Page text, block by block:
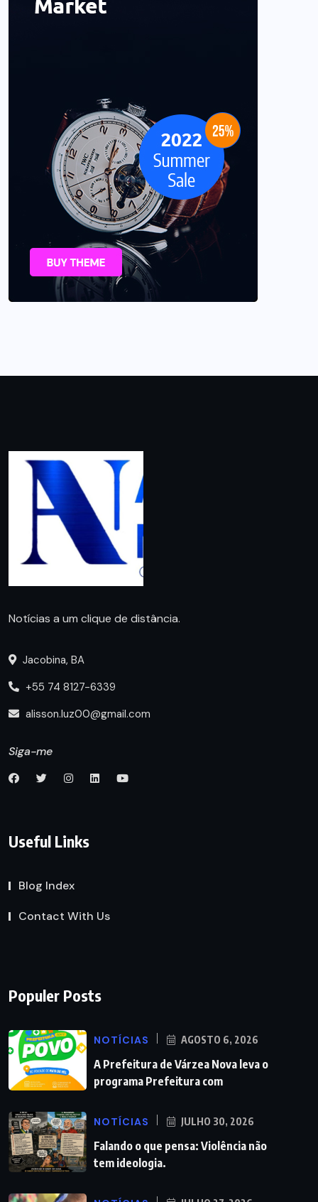
Notícias a um clique de distância.
Jacobina, BA
+55 74 8127-6339
alisson.luz00@gmail.com
Siga-me
Useful Links
Blog Index
Contact With Us
Populer Posts
NOTÍCIAS AGOSTO 6, 2026
A Prefeitura de Várzea Nova leva o
programa Prefeitura com
NOTÍCIAS JULHO 30, 2026
Falando o que pensa: Violência não
tem ideologia.